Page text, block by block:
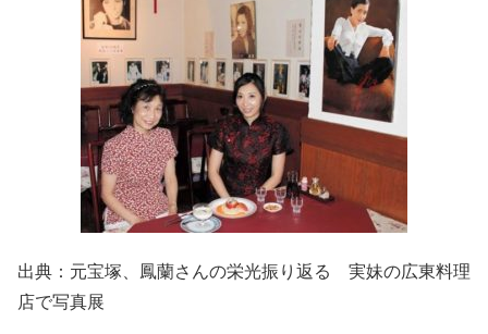
出典：元宝塚、鳳蘭さんの栄光振り返る 実妹の広東料理
店で写真展